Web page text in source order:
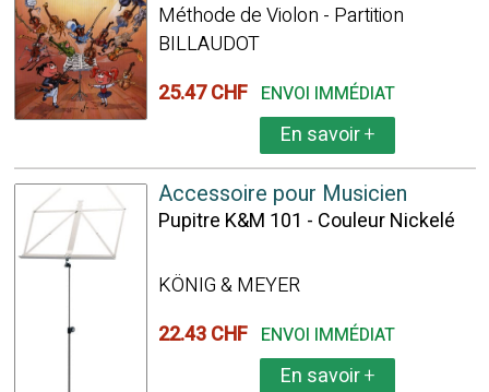
Méthode de Violon - Partition
BILLAUDOT
25.47 CHF ENVOI IMMÉDIAT
En savoir+
Accessoire pour Musicien
Pupitre K&M 101 - Couleur Nickelé
KÖNIG & MEYER
22.43 CHF ENVOI IMMÉDIAT
En savoir+